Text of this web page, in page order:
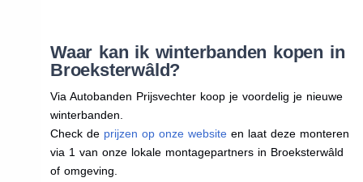
Waar kan ik winterbanden kopen in
Broeksterwâld?
Via Autobanden Prijsvechter koop je voordelig je nieuwe
winterbanden.
Check de prijzen op onze websiteen laat deze monteren
via 1 van onze lokale montagepartners in Broeksterwâld
of omgeving.